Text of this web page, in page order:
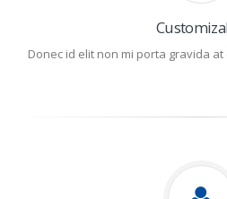
Donec id elit non mi porta gravida